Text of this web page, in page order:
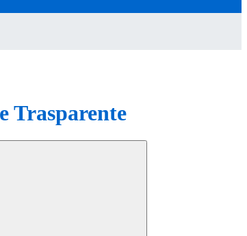
Trasparente